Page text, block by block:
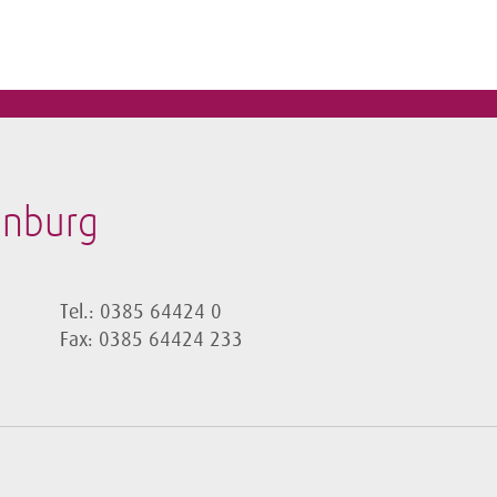
Tel.: 0385 64424 0
Fax: 0385 64424 233